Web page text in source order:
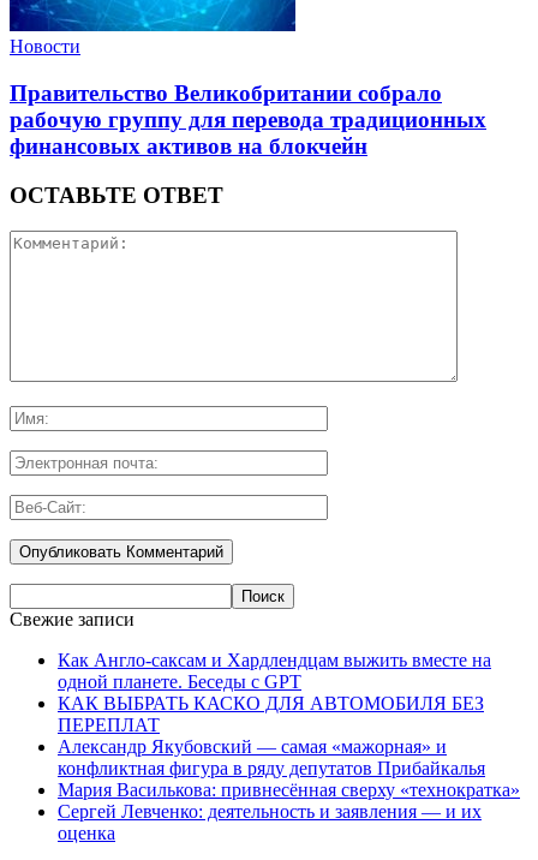
Новости
Правительство Великобритании собрало
рабочую группу для перевода традиционных
финансовых активов на блокчейн
ОСТАВЬТЕ ОТВЕТ
Свежие записи
Как Англо-саксам и Хардлендцам выжить вместе на
одной планете. Беседы с GPT
КАК ВЫБРАТЬ КАСКО ДЛЯ АВТОМОБИЛЯ БЕЗ
ПЕРЕПЛАТ
Александр Якубовский — самая «мажорная» и
конфликтная фигура в ряду депутатов Прибайкалья
Мария Василькова: привнесённая сверху «технократка»
Сергей Левченко: деятельность и заявления — и их
оценка